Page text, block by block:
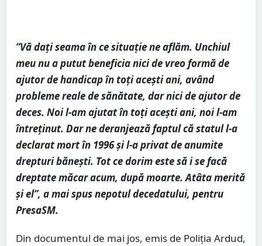
”Vă dați seama în ce situație ne aflăm. Unchiul
meu nu a putut beneficia nici de vreo formă de
ajutor de handicap în toți acești ani, având
probleme reale de sănătate, dar nici de ajutor de
deces. Noi l-am ajutat în toți acești ani, noi l-am
întreținut. Dar ne deranjează faptul că statul l-a
declarat mort în 1996 și l-a privat de anumite
drepturi bănești. Tot ce dorim este să i se facă
dreptate măcar acum, după moarte. Atâta merită
și el”, a mai spus nepotul decedatului, pentru
PresaSM.
Din documentul de mai jos, emis de Poliția Ardud,